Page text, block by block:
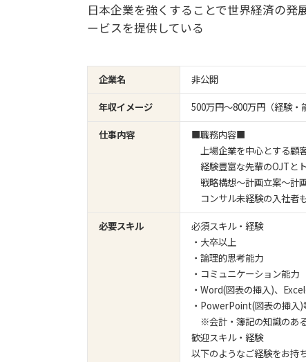
日本企業を強くすることで世界経済の
ービスを提供している
企業名
非公開
年収イメージ
500万円〜800万円（経験・
仕事内容
■職務内容■
上場企業を中心とする顧
経験豊富な先輩のOJTと
戦略構想～計画立案～計
コンサル未経験の入社者
必要スキル
必須スキル・経験
・大卒以上
・論理的思考能力
・コミュニケーション能力
・Word(図表の挿入)、
・PowerPoint(図表の挿入
※会計・簿記の知識のあ
歓迎スキル・経験
以下のようなご経験をお持